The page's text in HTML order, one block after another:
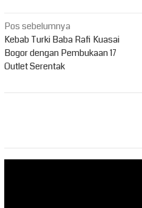
Navigasi
pos
Pos sebelumnya
Kebab Turki Baba Rafi Kuasai
Bogor dengan Pembukaan 17
Outlet Serentak